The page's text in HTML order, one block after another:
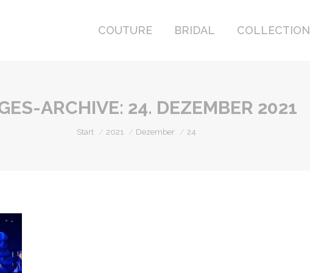
COUTURE BRIDAL COLLECTION
ARCHIVE: 24. DEZEMBER 2021
Sie befinden sich hier:
Start 2021 Dezember 24